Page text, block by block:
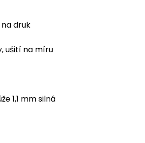
druk
ušití na míru
1,1 mm silná